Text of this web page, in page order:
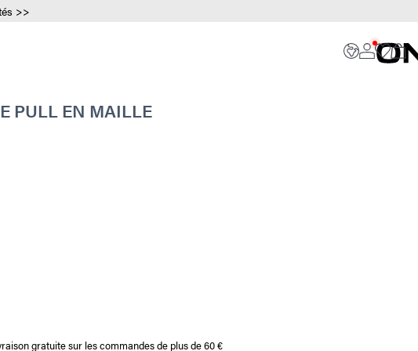
>>
PULL EN MAILLE
gratuite sur les commandes de plus de 60 €